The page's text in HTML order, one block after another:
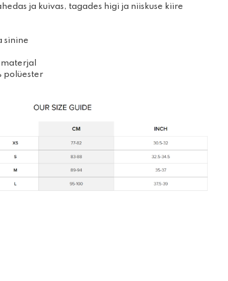
ja kuivas, tagades higi ja niiskuse kiire
sinine
polüester